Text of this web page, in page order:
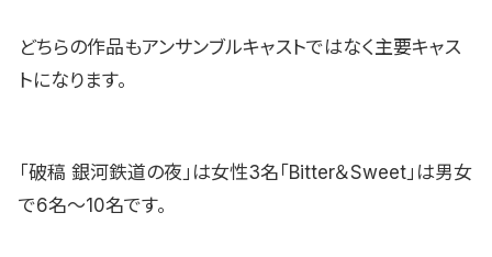
どちらの作品もアンサンブルキャストではなく主要キャス
トになります。
「破稿 銀河鉄道の夜」は女性3名「Bitter＆Sweet」は男女
で6名〜10名です。